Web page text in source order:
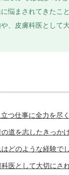
に悩まされてきたこ
や、皮膚科医として
立つ仕事に全力を尽
道を志したきっか
どのような経験でし
医として大切にさ